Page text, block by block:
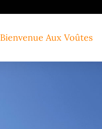
Bienvenue Aux Voûtes